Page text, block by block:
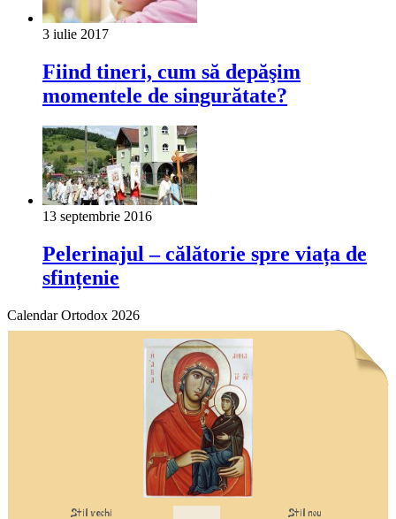
3 iulie 2017
Fiind tineri, cum să depăşim
momentele de singurătate?
13 septembrie 2016
Pelerinajul – călătorie spre viața de
sfințenie
Calendar Ortodox 2026